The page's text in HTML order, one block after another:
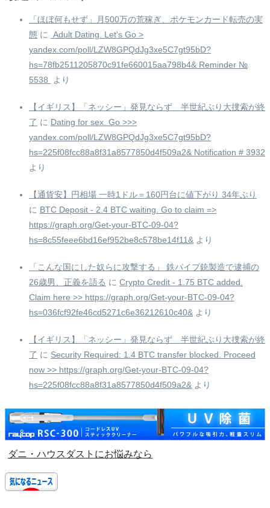
「ほぼ何もせず」月500万の荒稼ぎ、ポケモンカード転売の実
態 に
️ Adult Dating. Let's Go >
yandex.com/poll/LZW8GPQdJg3xe5C7gt95bD?
hs=78fb2511205870c91fe660015aa798b4& Reminder №
5538 ️
より
【イギリス】「ネッシー」発見ならず 半世紀ぶり大捜索が終
了 に Dating for sex. Go >>>
yandex.com/poll/LZW8GPQdJg3xe5C7gt95bD?
hs=225f08fcc88a8f31a8577850d4f509a2& Notification # 3932
より
【通貨安】円相場 一時1ドル＝160円台に値下がり 34年ぶり
に BTC Deposit - 2.4 BTC waiting. Go to claim =>
https://graph.org/Get-your-BTC-09-04?
hs=8c55feee6bd16ef952be8c578be14f11& より
「こんな国にした奴らに攻撃する」 鉄パイプ銃製造で逮捕の
26歳男、正義を語る に Crypto Credit - 1.75 BTC added.
Claim here >> https://graph.org/Get-your-BTC-09-04?
hs=036fcf92fe46cd5271c6e36212610c40& より
【イギリス】「ネッシー」発見ならず 半世紀ぶり大捜索が終
了 に Security Required: 1.4 BTC transfer blocked. Proceed
now >> https://graph.org/Get-your-BTC-09-04?
hs=225f08fcc88a8f31a8577850d4f509a2& より
ダニ・ハウスダストにお悩みなら